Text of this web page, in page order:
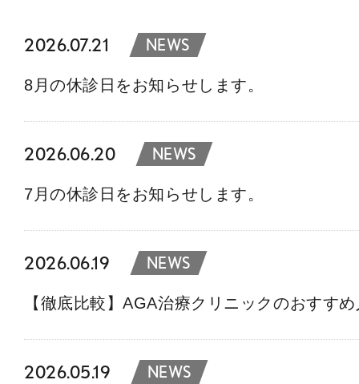
2026.07.21 NEWS
8月の休診日をお知らせします。
2026.06.20 NEWS
7月の休診日をお知らせします。
2026.06.19 NEWS
【徹底比較】AGA治療クリニックのおすす
2026.05.19 NEWS